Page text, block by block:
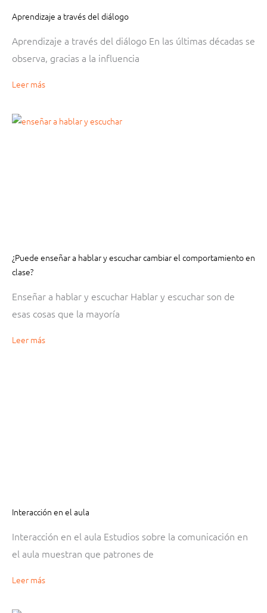
Aprendizaje a través del diálogo
Aprendizaje a través del diálogo En las últimas décadas se
observa, gracias a la influencia
Leer más
¿Puede enseñar a hablar y escuchar cambiar el comportamiento en
clase?
Enseñar a hablar y escuchar Hablar y escuchar son de
esas cosas que la mayoría
Leer más
Interacción en el aula
Interacción en el aula Estudios sobre la comunicación en
el aula muestran que patrones de
Leer más